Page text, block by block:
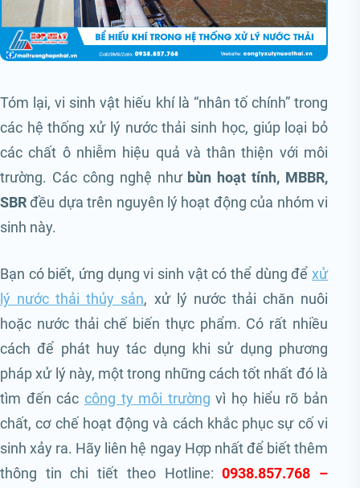
Tóm lại, vi sinh vật hiếu khí là “nhân tố chính” trong
các hệ thống xử lý nước thải sinh học, giúp loại bỏ
các chất ô nhiễm hiệu quả và thân thiện với môi
trường. Các công nghệ như bùn hoạt tính, MBBR,
SBRđều dựa trên nguyên lý hoạt động của nhóm vi
sinh này.
Bạn có biết, ứng dụng vi sinh vật có thể dùng để xử
lý nước thải thủy sản, xử lý nước thải chăn nuôi
hoặc nước thải chế biến thực phẩm. Có rất nhiều
cách để phát huy tác dụng khi sử dụng phương
pháp xử lý này, một trong những cách tốt nhất đó là
tìm đến các công ty môi trường vì họ hiểu rõ bản
chất, cơ chế hoạt động và cách khắc phục sự cố vi
sinh xảy ra. Hãy liên hệ ngay Hợp nhất để biết thêm
thông tin chi tiết theo Hotline:0938.857.768 –